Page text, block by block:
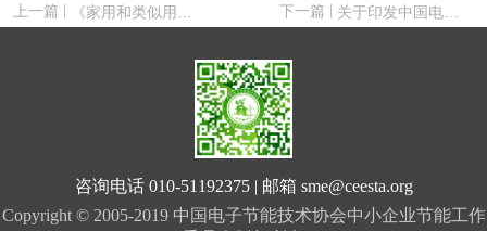
上一篇 | 下一篇 | 关于印发中国电子节能技术协会第七届理事会2019年常务理事会扩大会议暨分支机构工作会议纪要通知
咨询电话 010-51192375 | 邮箱 sme@ceesta.org
Copyright © 2005-2019 中国电子节能技术协会中小企业节能工作